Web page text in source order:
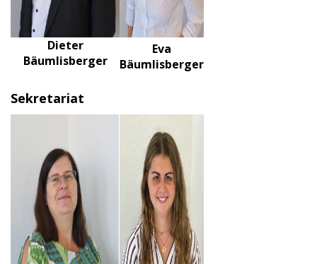
Dieter
Bäumlisberger
Eva
Bäumlisberger
Sekretariat